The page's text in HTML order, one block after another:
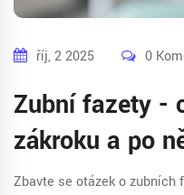
říj, 2 2025 0
Zubní fazety -
zákroku a po
Zbavte se otázek o zubních